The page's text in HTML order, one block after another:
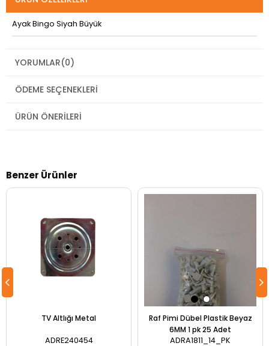
Ayak Bingo Siyah Büyük
YORUMLAR(0)
ÖDEME SEÇENEKLERI
ÜRÜN ÖNERILERI
Benzer Ürünler
TV Altlığı Metal
ADRE240454
Raf Pimi Dübel Plastik Beyaz
6MM 1 pk 25 Adet
ADRA1811_14_PK